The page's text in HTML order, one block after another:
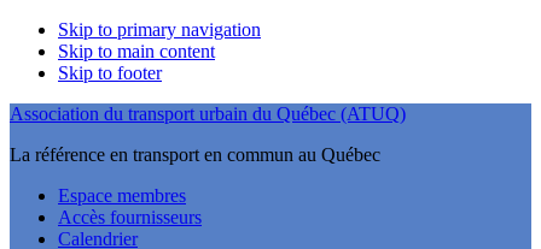
Skip to primary navigation
Skip to main content
Skip to footer
Association du transport urbain du Québec (ATUQ)
La référence en transport en commun au Québec
Espace membres
Accès fournisseurs
Calendrier